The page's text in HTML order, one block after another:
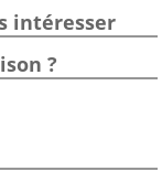
intéresser
?